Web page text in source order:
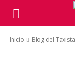
Inicio Blog del Taxista